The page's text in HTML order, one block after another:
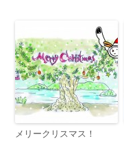
メリークリスマス！